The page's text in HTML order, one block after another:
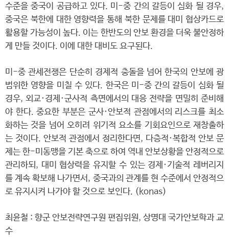
수준을 중국이 공급하고 있다. 미-중 간의 갈등이 심화 될 경우,
중국은 북한에 대한 영향력을 통해 북한 문제를 대미 협상카드로
활용할 가능성이 높다. 이는 한반도의 안보 환경을 더욱 불안정하
게 만들 것이다. 이에 대한 대비도 요구된다.
미-중 관세전쟁은 단순히 경제적 충돌을 넘어 한국의 안보에 광
범위한 영향을 미칠 수 있다. 한국은 미-중 간의 갈등이 심화 될
경우, 외교·경제·군사적 측면에서의 대응 전략을 면밀히 준비해
야 한다. 중요한 부분은 군사·안보적 관점에서의 리스크를 최소
화하는 것을 넘어 오히려 위기적 요소를 기회요인으로 재창출하
는 것이다. 안보적 관점에서 정리한다면, 다층적·복합적 안보 문
제는 한-미동맹을 기본 축으로 하여 역내 안보상황을 안정적으로
관리하되, 대미 협상력을 유지할 수 있는 경제·기술적 레버리지
를 계속 확보해 나가면서, 중국과의 관계를 현 수준에서 안정적으
로 유지시켜 나가야 할 것으로 보인다. (konas)
최윤철 : 향군 안보전략연구원 편집위원, 상명대 국가안보학과 교
수